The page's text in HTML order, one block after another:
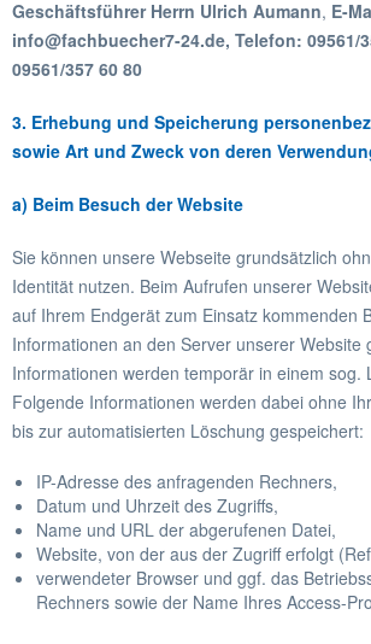
Geschäftsführer Herrn Ulrich Aumann, E-
info@fachbuecher7-24.de, Telefon: 09561/
09561/357 60 80
3. Erhebung und Speicherung
sowie Art und Zweck von deren
a) Beim Besuch der Website
Sie können unsere Webseite grundsätzlich
Identität nutzen. Beim Aufrufen unserer
auf Ihrem Endgerät zum Einsatz kommenden
Informationen an den Server unserer Website
Informationen werden temporär in einem sog.
Folgende Informationen werden dabei ohne
bis zur automatisierten Löschung gespeichert:
IP-Adresse des anfragenden Rechners,
Datum und Uhrzeit des Zugriffs,
Name und URL der abgerufenen Datei,
Website, von der aus der Zugriff erfolgt
verwendeter Browser und ggf. das
Rechners sowie der Name Ihres Access-